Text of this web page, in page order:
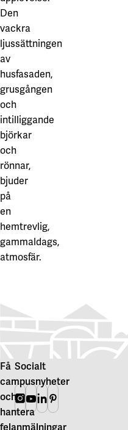
Karlstad
Karlstads universitet
Högskolan i Gävle
Skövde
Högskolan i Skövde
Borås
Högskolan i Borås
Våra projekt
Innovation och
Den
vackra
ljussättningen
av
husfasaden,
grusgången
och
intilliggande
björkar
och
rönnar,
bjuder
på
en
hemtrevlig,
gammaldags,
atmosfär.
Få
campusnyheter
och
hantera
felanmälningar
Socialt
Instagram
Youtube
Linkedin
Pinterest